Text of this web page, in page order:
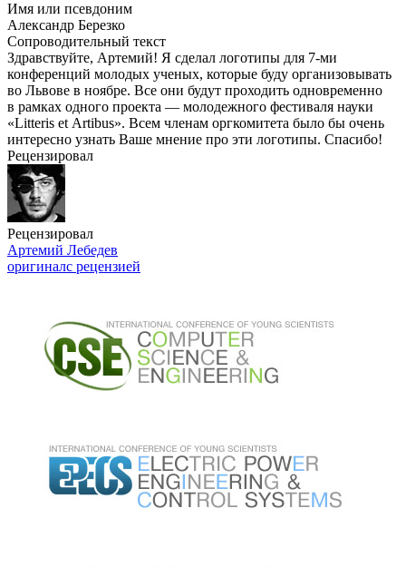
Имя или псевдоним
Александр Березко
Сопроводительный текст
Здравствуйте, Артемий! Я сделал логотипы для 7-ми
конференций молодых ученых, которые буду организовывать
во Львове в ноябре. Все они будут проходить одновременно
в рамках одного проекта — молодежного фестиваля науки
«Litteris et Artibus». Всем членам оргкомитета было бы очень
интересно узнать Ваше мнение про эти логотипы. Спасибо!
Рецензировал
Рецензировал
Артемий Лебедев
оригиналс рецензией